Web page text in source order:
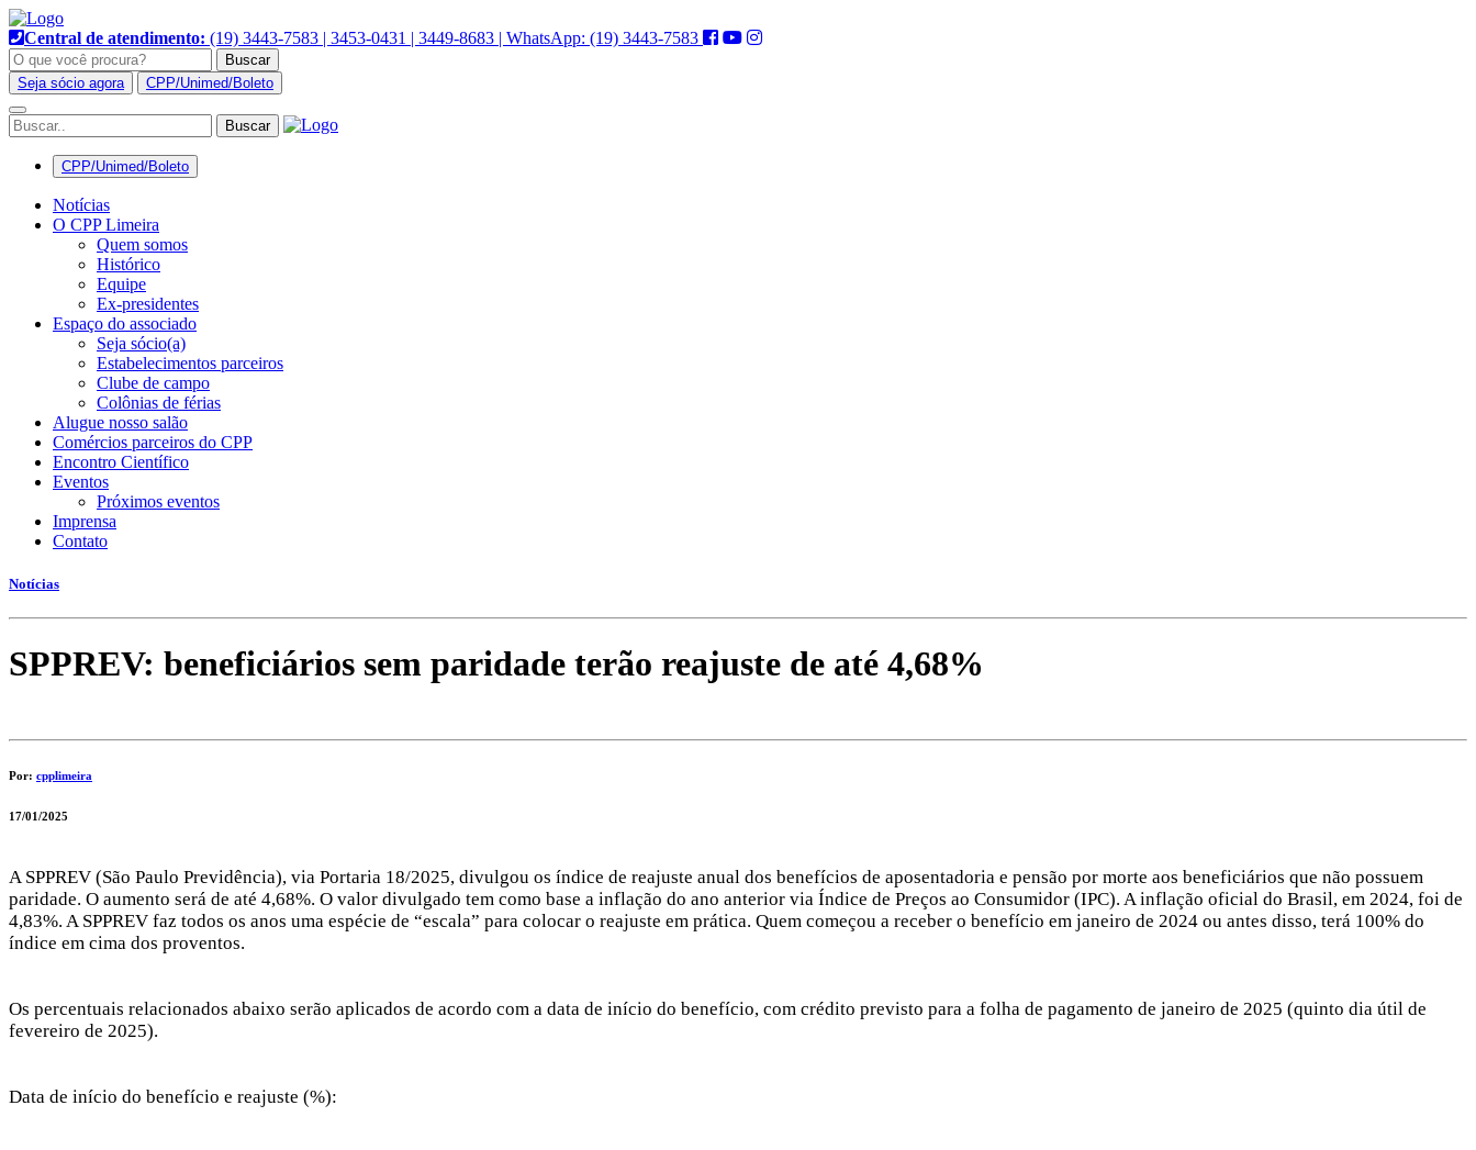
Pular
para
o
conteúdo
Central de atendimento: (19) 3443-7583 | 3453-0431 | 3449-8683 | WhatsApp: (19) 3443-7583
Buscar
Seja sócio agora
CPP/Unimed/Boleto
Alternar
navegação
CPP/Unimed/Boleto
Notícias
O CPP Limeira
Quem somos
Histórico
Equipe
Ex-presidentes
Espaço do associado
Seja sócio(a)
Estabelecimentos parceiros
Clube de campo
Colônias de férias
Alugue nosso salão
Comércios parceiros do CPP
Encontro Científico
Eventos
Próximos eventos
Imprensa
Contato
Notícias
SPPREV: beneficiários sem paridade terão reajuste de até 4,68%
Por: cpplimeira
17/01/2025
A SPPREV (São Paulo Previdência), via Portaria 18/2025, divulgou os índice de reajuste anual dos benefícios de aposentadoria e pensão por morte aos beneficiários que não possuem
paridade. O aumento será de até 4,68%. O valor divulgado tem como base a inflação do ano anterior via Índice de Preços ao Consumidor (IPC). A inflação oficial do Brasil, em 2024, foi de
4,83%. A SPPREV faz todos os anos uma espécie de “escala” para colocar o reajuste em prática. Quem começou a receber o benefício em janeiro de 2024 ou antes disso, terá 100% do
índice em cima dos proventos.
Os percentuais relacionados abaixo serão aplicados de acordo com a data de início do benefício, com crédito previsto para a folha de pagamento de janeiro de 2025 (quinto dia útil de
fevereiro de 2025).
Data de início do benefício e reajuste (%):